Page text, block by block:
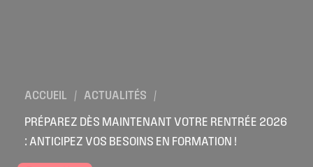
ACCUEIL / ACTUALITÉS
/
PRÉPAREZ DÈS MAINTENANT VOTRE RENTRÉE 2026
: ANTICIPEZ VOS BESOINS EN FORMATION !